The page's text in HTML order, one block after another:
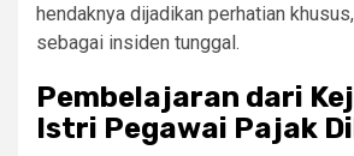
hendaknya dijadikan perhatian
sebagai insiden tunggal.
Pembelajaran dari
Istri Pegawai Pajak